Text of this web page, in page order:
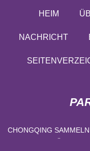
HEIM
NACHRICHT
CHONGQING SAMMELN